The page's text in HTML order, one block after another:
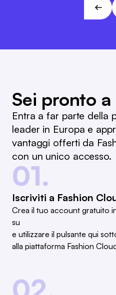
Sei pronto a
Entra a far parte della
leader in Europa e
vantaggi offerti da
con un unico accesso.
01.
Iscriviti a Fashion
Crea il tuo account gratuito
su
e utilizzare il pulsante qui
alla piattaforma Fashion